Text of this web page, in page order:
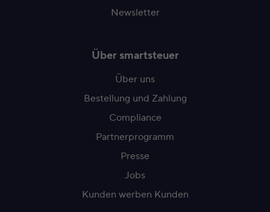
Newsletter
Über smartsteuer
Über uns
Bestellung und Zahlung
Compliance
Partnerprogramm
Presse
Jobs
Kunden werben Kunden